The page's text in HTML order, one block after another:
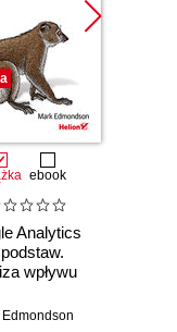
ebook
Analytics
wpływu
Edmondson